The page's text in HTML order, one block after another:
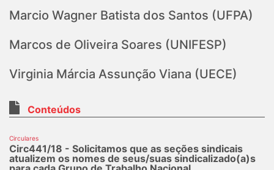
Marcio Wagner Batista dos Santos (UFPA)
Marcos de Oliveira Soares (UNIFESP)
Virginia Márcia Assunção Viana (UECE)
Conteúdos
Circulares
Circ441/18 - Solicitamos que as seções sindicais
atualizem os nomes de seus/suas sindicalizado(a)s